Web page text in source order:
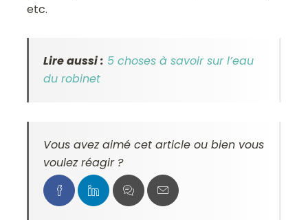
etc.
Lire aussi : 5 choses à savoir sur l’eau
du robinet
Vous avez aimé cet article ou bien vous
voulez réagir ?